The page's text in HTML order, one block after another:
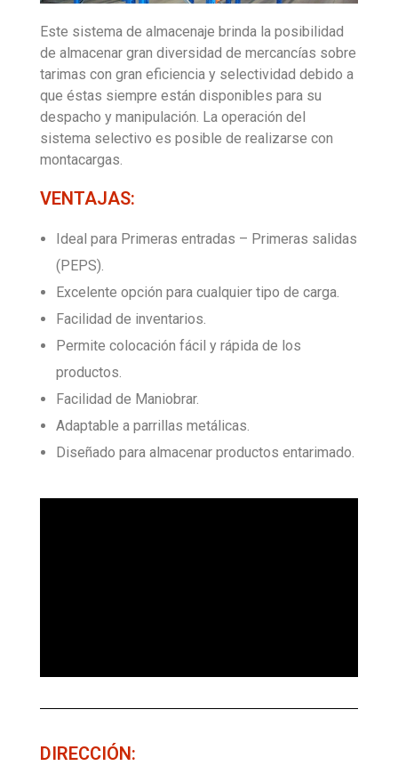
CONTACTO
ISO 9001
Este sistema de almacenaje brinda la posibilidad
de almacenar gran diversidad de mercancías sobre
tarimas con gran eficiencia y selectividad debido a
que éstas siempre están disponibles para su
despacho y manipulación. La operación del
sistema selectivo es posible de realizarse con
montacargas.
VENTAJAS:
Ideal para Primeras entradas – Primeras salidas
(PEPS).
Excelente opción para cualquier tipo de carga.
Facilidad de inventarios.
Permite colocación fácil y rápida de los
productos.
Facilidad de Maniobrar.
Adaptable a parrillas metálicas.
Diseñado para almacenar productos entarimado.
DIRECCIÓN: